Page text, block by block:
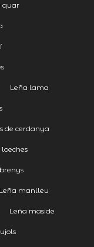
quar
Leña lama
de cerdanya
loeches
Leña manlleu
Leña maside